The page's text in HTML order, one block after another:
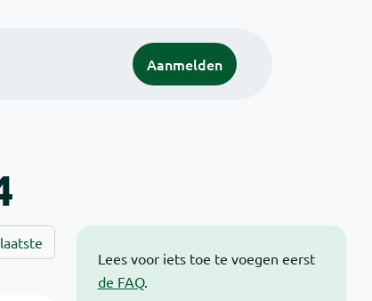
Aanmelden
Lees voor iets toe te voegen eerst
de FAQ.
laatste